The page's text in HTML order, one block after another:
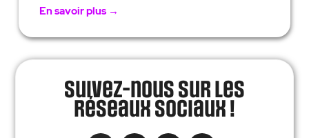
En savoir plus →
Suivez-nous sur les
réseaux sociaux !